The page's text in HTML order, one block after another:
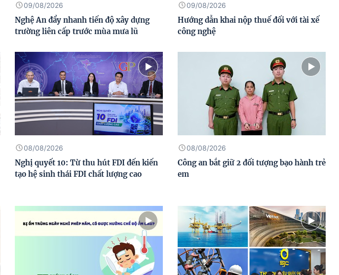
09/08/2026
Nghệ An đẩy nhanh tiến độ xây dựng
trường liên cấp trước mùa mưa lũ
09/08/2026
Hướng dẫn khai nộp thuế đối với tài xế
công nghệ
08/08/2026
Nghị quyết 10: Từ thu hút FDI đến kiến
tạo hệ sinh thái FDI chất lượng cao
08/08/2026
Công an bắt giữ 2 đối tượng bạo hành trẻ
em